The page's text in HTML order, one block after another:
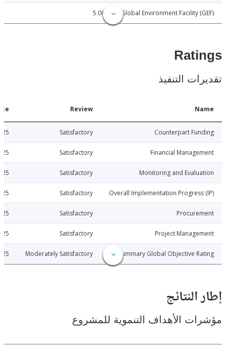
Global Environment Facility
5.00
التنفيذ
Counterpart
Satisfactory
2011-12-25
Financial
Satisfactory
2011-12-25
Monitoring and
Satisfactory
2011-12-25
Overall Implementation
Satisfactory
2011-12-25
Satisfactory
2011-12-25
Project
Satisfactory
2011-12-25
Summary Global Objective
Moderately Satisfactory
2011-12-25
الأهداف التنموية للمشروع